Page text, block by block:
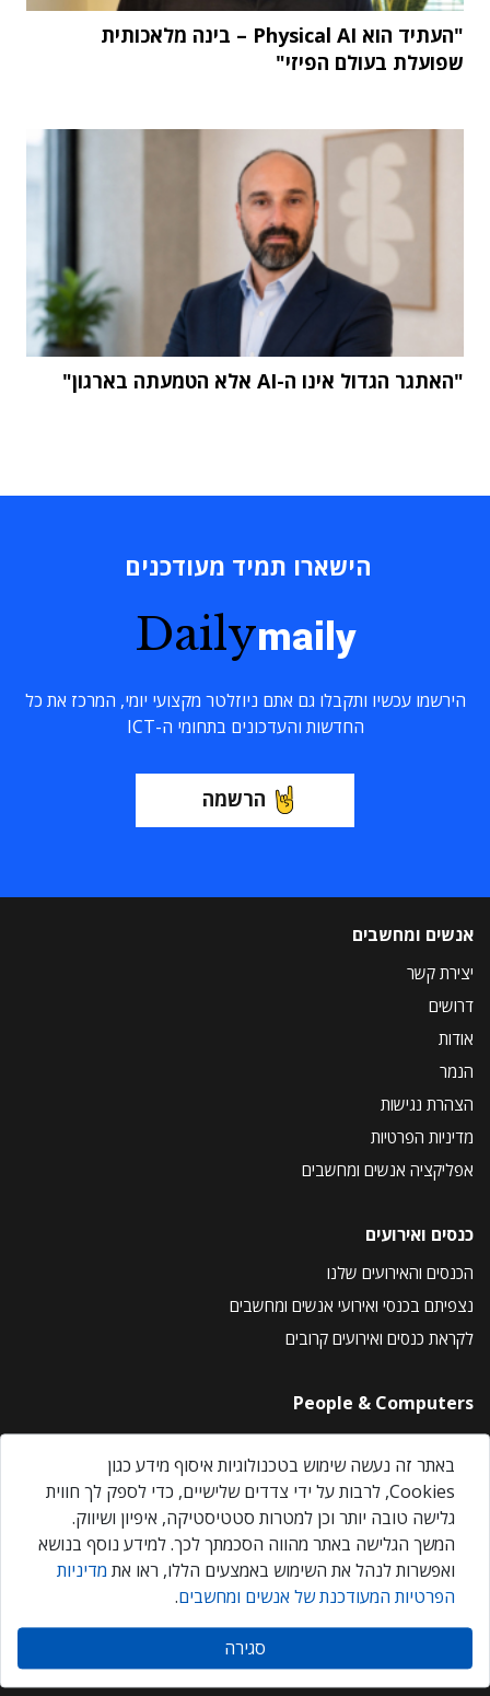
"העתיד הוא Physical AI – בינה מלאכותית
שפועלת בעולם הפיזי"
"האתגר הגדול אינו ה-AI אלא הטמעתה בארגון"
הישארו תמיד מעודכנים
Dailymaily
הירשמו עכשיו ותקבלו גם אתם ניוזלטר מקצועי יומי, המרכז את כל
החדשות והעדכונים בתחומי ה-ICT
הרשמה
אנשים ומחשבים
יצירת קשר
דרושים
אודות
הנמר
הצהרת נגישות
מדיניות הפרטיות
אפליקציה אנשים ומחשבים
כנסים ואירועים
הכנסים והאירועים שלנו
נצפיתם בכנסי ואירועי אנשים ומחשבים
לקראת כנסים ואירועים קרובים
People & Computers
About Us
Privacy Policy
Contact Us
Our Events
אנשים ומחשבים © 2026 – כל הזכויות שמורות
באתר זה נעשה שימוש בטכנולוגיות איסוף מידע כגון
Cookies, לרבות על ידי צדדים שלישיים, כדי לספק לך חווית
גלישה טובה יותר וכן למטרות סטטיסטיקה, איפיון ושיווק.
המשך הגלישה באתר מהווה הסכמתך לכך. למידע נוסף בנושא
ואפשרות לנהל את השימוש באמצעים הללו, ראו את מדיניות
הפרטיות המעודכנת של אנשים ומחשבים.
סגירה